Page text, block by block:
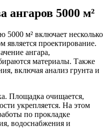
ангаров 5000 м²
5000 м² включает несколько
проектирование.
ангара,
материалы. Также
включая анализ грунта и
Площадка очищается,
укрепляется. На этом
по прокладке
водоснабжения и